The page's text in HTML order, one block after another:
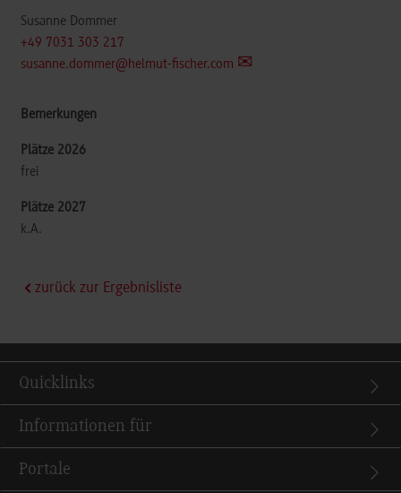
Susanne Dommer
+49 7031 303 217
susanne.dommer@helmut-fischer.com
frei
k.A.
zurück zur Ergebnisliste
Quicklinks
Informationen für
Portale